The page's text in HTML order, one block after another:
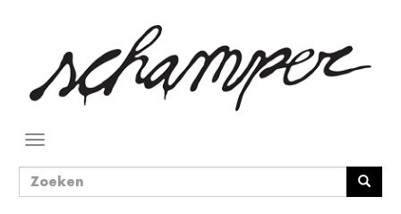
inhoud
Navigatie
Zoekveld